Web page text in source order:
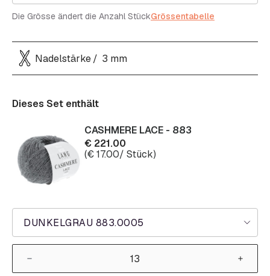
Die Grösse ändert die Anzahl StückGrössentabelle
Nadelstärke 3 mm
Dieses Set enthält
DUNKELGRAU 883.0005
CASHMERE LACE - 883
€ 221.00
(€17.00/ Stück)